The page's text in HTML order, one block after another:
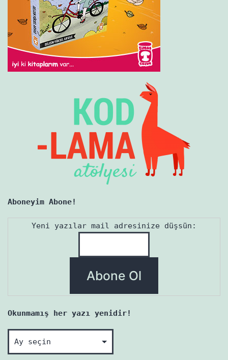
Aboneyim Abone!
Yeni yazılar mail adresinize düşsün:
Okunmamış her yazı yenidir!
her